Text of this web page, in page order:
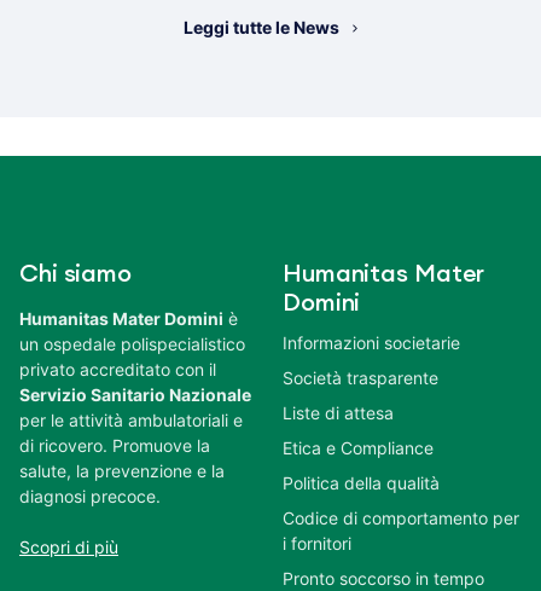
Leggi tutte le News
Chi siamo
Humanitas Mater Domini è
un ospedale polispecialistico
privato accreditato con il
Servizio Sanitario Nazionale
per le attività ambulatoriali e
di ricovero. Promuove la
salute, la prevenzione e la
diagnosi precoce.
Scopri di più
Humanitas Mater
Domini
Informazioni societarie
Società trasparente
Liste di attesa
Etica e Compliance
Politica della qualità
Codice di comportamento per
i fornitori
Pronto soccorso in tempo